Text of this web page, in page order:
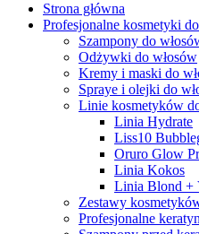
Strona główna
Profesjonalne kosmetyki
Szampony do
Odżywki do włosów
Kremy i maski do
Spraye i olejki do
Linie kosmetyków
Linia Hydrate
Liss10
Oruro Glow
Linia Kokos
Linia Blond +
Zestawy
Profesjonalne